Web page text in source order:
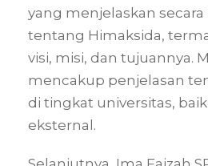
yang menjelaskan secara
tentang Himaksida,
visi, misi, dan tujuannya.
mencakup penjelasan
di tingkat universitas,
eksternal.